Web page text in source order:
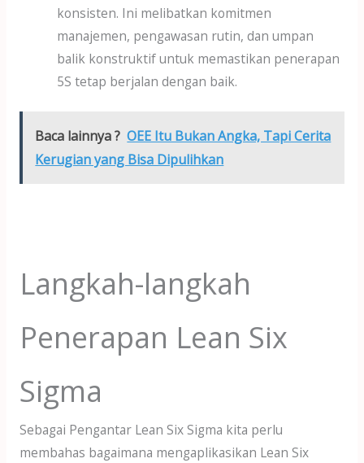
konsisten. Ini melibatkan komitmen
manajemen, pengawasan rutin, dan umpan
balik konstruktif untuk memastikan penerapan
5S tetap berjalan dengan baik.
Baca lainnya ? OEE Itu Bukan Angka, Tapi Cerita
Kerugian yang Bisa Dipulihkan
Langkah-langkah
Penerapan Lean Six
Sigma
Sebagai Pengantar Lean Six Sigma kita perlu
membahas bagaimana mengaplikasikan Lean Six